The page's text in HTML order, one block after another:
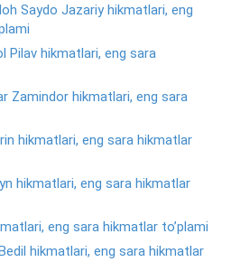
Saydo Jazariy hikmatlari, eng
Pilav hikmatlari, eng sara
Zamindor hikmatlari, eng sara
hikmatlari, eng sara hikmatlar
hikmatlari, eng sara hikmatlar
eng sara hikmatlar to’plami
hikmatlari, eng sara hikmatlar